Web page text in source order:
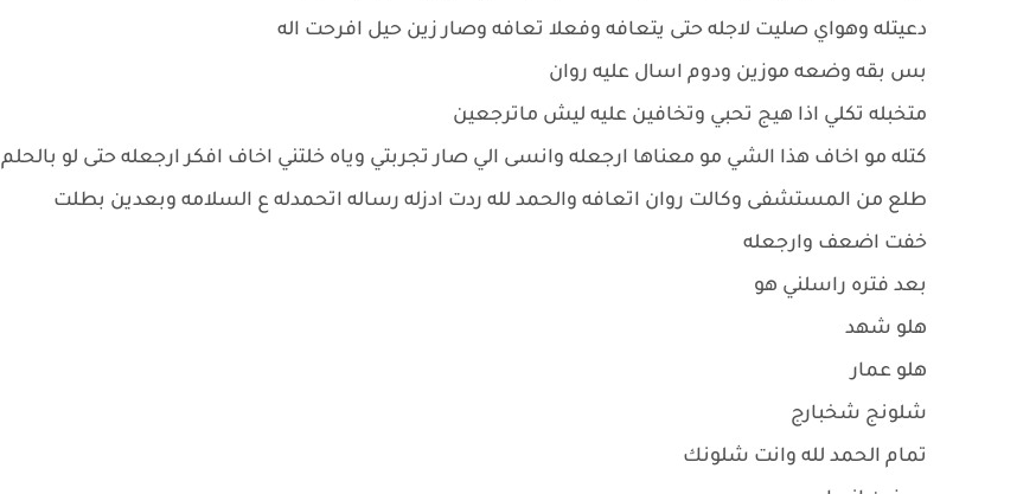
دعيتله وهواي صليت لاجله حتى يتعافه وفعلا تعافه وصار زين حيل افرحت اله
بس بقه وضعه موزين ودوم اسال عليه روان
متخبله تكلي اذا هيج تحبي وتخافين عليه ليش ماترجعين
كتله مو اخاف هذا الشي مو معناها ارجعله وانسى الي صار تجربتي وياه خلتني اخاف افكر ارجعله حتى لو بالحلم
طلع من المستشفى وكالت روان اتعافه والحمد لله ردت ادزله رساله اتحمدله ع السلامه وبعدين بطلت
خفت اضعف وارجعله
بعد فتره راسلني هو
هلو شهد
هلو عمار
شلونج شخبارج
تمام الحمد لله وانت شلونك